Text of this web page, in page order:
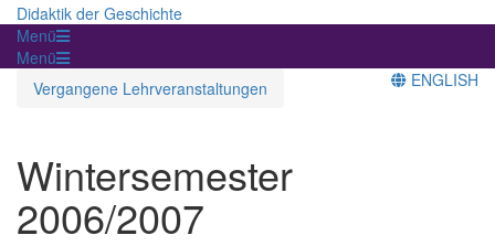
Didaktik der Geschichte
Menü
Menü
Vergangene Lehrveranstaltungen
ENGLISH
Wintersemester
2006/2007